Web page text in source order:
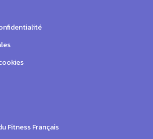
Fitness Français